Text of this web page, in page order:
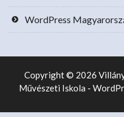
WordPress
Copyright © 2026
Művészeti Iskola -